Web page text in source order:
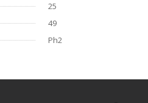
25
49
Ph2